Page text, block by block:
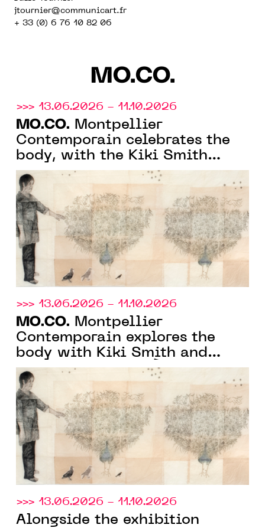
jtournier@communicart.fr
+ 33 (0) 6 76 10 82 06
MO.CO.
>>> 13.06.2026 - 11.10.2026
MO.CO. Montpellier
Contemporain celebrates the
body, with the Kiki Smith
monograph exhibition and the
group show "À fleur de peau"
>>> 13.06.2026 - 11.10.2026
MO.CO. Montpellier
Contemporain explores the
body with Kiki Smith and
monstrosity with “À fleur de
peau”
>>> 13.06.2026 - 11.10.2026
Alongside the exhibition